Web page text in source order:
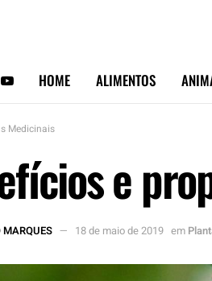
HOME ALIMENTOS
Medicinais
e
MARQUES 18 de maio de 2019 em